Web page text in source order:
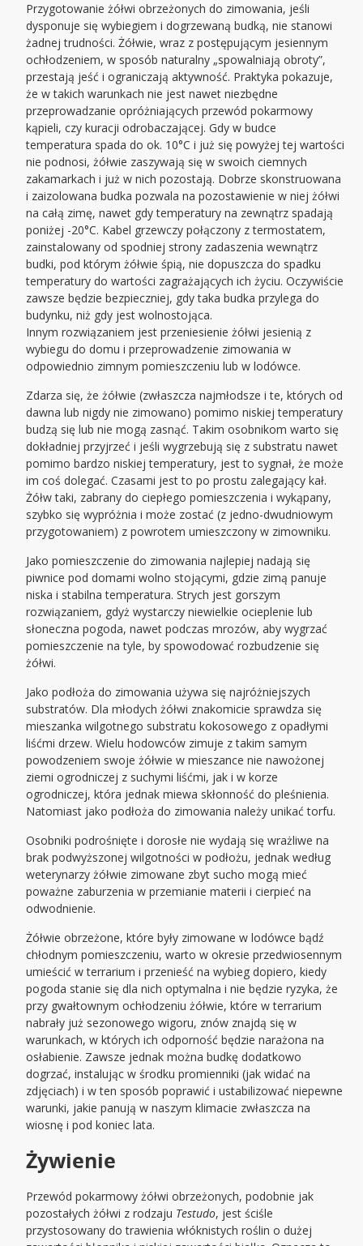
Przygotowanie żółwi obrzeżonych do zimowania, jeśli
dysponuje się wybiegiem i dogrzewaną budką, nie stanowi
żadnej trudności. Żółwie, wraz z postępującym jesiennym
ochłodzeniem, w sposób naturalny „spowalniają obroty”,
przestają jeść i ograniczają aktywność. Praktyka pokazuje,
że w takich warunkach nie jest nawet niezbędne
przeprowadzanie opróżniających przewód pokarmowy
kąpieli, czy kuracji odrobaczającej. Gdy w budce
temperatura spada do ok. 10°C i już się powyżej tej wartości
nie podnosi, żółwie zaszywają się w swoich ciemnych
zakamarkach i już w nich pozostają. Dobrze skonstruowana
i zaizolowana budka pozwala na pozostawienie w niej żółwi
na całą zimę, nawet gdy temperatury na zewnątrz spadają
poniżej -20°C. Kabel grzewczy połączony z termostatem,
zainstalowany od spodniej strony zadaszenia wewnątrz
budki, pod którym żółwie śpią, nie dopuszcza do spadku
temperatury do wartości zagrażających ich życiu. Oczywiście
zawsze będzie bezpieczniej, gdy taka budka przylega do
budynku, niż gdy jest wolnostojąca.
Innym rozwiązaniem jest przeniesienie żółwi jesienią z
wybiegu do domu i przeprowadzenie zimowania w
odpowiednio zimnym pomieszczeniu lub w lodówce.
Zdarza się, że żółwie (zwłaszcza najmłodsze i te, których od
dawna lub nigdy nie zimowano) pomimo niskiej temperatury
budzą się lub nie mogą zasnąć. Takim osobnikom warto się
dokładniej przyjrzeć i jeśli wygrzebują się z substratu nawet
pomimo bardzo niskiej temperatury, jest to sygnał, że może
im coś dolegać. Czasami jest to po prostu zalegający kał.
Żółw taki, zabrany do ciepłego pomieszczenia i wykąpany,
szybko się wypróżnia i może zostać (z jedno-dwudniowym
przygotowaniem) z powrotem umieszczony w zimowniku.
Jako pomieszczenie do zimowania najlepiej nadają się
piwnice pod domami wolno stojącymi, gdzie zimą panuje
niska i stabilna temperatura. Strych jest gorszym
rozwiązaniem, gdyż wystarczy niewielkie ocieplenie lub
słoneczna pogoda, nawet podczas mrozów, aby wygrzać
pomieszczenie na tyle, by spowodować rozbudzenie się
żółwi.
Jako podłoża do zimowania używa się najróżniejszych
substratów. Dla młodych żółwi znakomicie sprawdza się
mieszanka wilgotnego substratu kokosowego z opadłymi
liśćmi drzew. Wielu hodowców zimuje z takim samym
powodzeniem swoje żółwie w mieszance nie nawożonej
ziemi ogrodniczej z suchymi liśćmi, jak i w korze
ogrodniczej, która jednak miewa skłonność do pleśnienia.
Natomiast jako podłoża do zimowania należy unikać torfu.
Osobniki podrośnięte i dorosłe nie wydają się wrażliwe na
brak podwyższonej wilgotności w podłożu, jednak według
weterynarzy żółwie zimowane zbyt sucho mogą mieć
poważne zaburzenia w przemianie materii i cierpieć na
odwodnienie.
Żółwie obrzeżone, które były zimowane w lodówce bądź
chłodnym pomieszczeniu, warto w okresie przedwiosennym
umieścić w terrarium i przenieść na wybieg dopiero, kiedy
pogoda stanie się dla nich optymalna i nie będzie ryzyka, że
przy gwałtownym ochłodzeniu żółwie, które w terrarium
nabrały już sezonowego wigoru, znów znajdą się w
warunkach, w których ich odporność będzie narażona na
osłabienie. Zawsze jednak można budkę dodatkowo
dogrzać, instalując w środku promienniki (jak widać na
zdjęciach) i w ten sposób poprawić i ustabilizować niepewne
warunki, jakie panują w naszym klimacie zwłaszcza na
wiosnę i pod koniec lata.
Żywienie
Przewód pokarmowy żółwi obrzeżonych, podobnie jak
pozostałych żółwi z rodzaju Testudo, jest ściśle
przystosowany do trawienia włóknistych roślin o dużej